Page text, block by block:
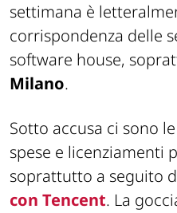
settimana è
corrispondenza delle
software house,
Milano.
Sotto accusa ci sono
spese e licenziamenti
soprattutto a seguito
con Tencent. La